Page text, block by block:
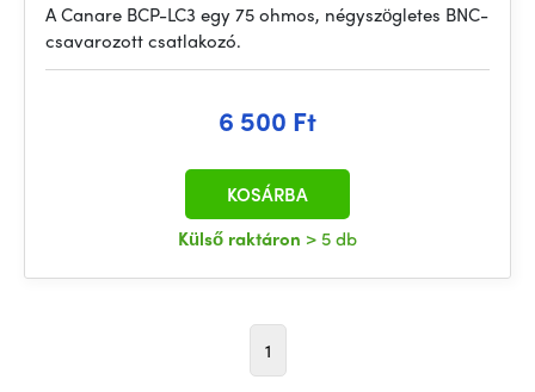
A Canare BCP-LC3 egy 75 ohmos, négyszögletes BNC-
csavarozott csatlakozó.
6 500 Ft
Külső raktáron > 5 db
KOSÁRBA
1